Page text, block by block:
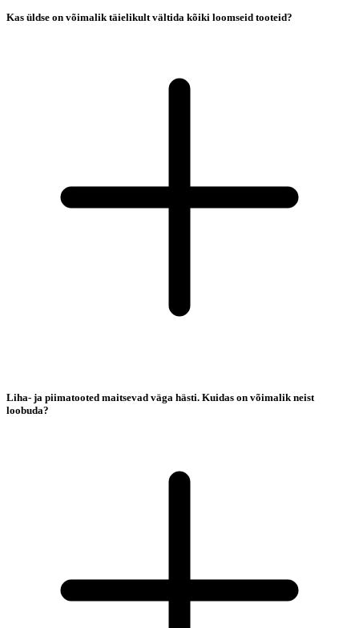
Kas üldse on võimalik täielikult vältida kõiki loomseid tooteid?
Liha- ja piimatooted maitsevad väga hästi. Kuidas on võimalik neist
loobuda?